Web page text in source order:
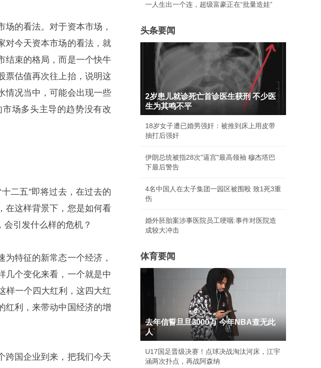
的看法。对于资本市场，
对今天资本市场的看法，就
结束的格局，而是一个快牛
票估值再次往上抬，说明这
情况当中，可能会出现一些
场多头主导的趋势没有改
二五”即将过去，在过去的
在这样背景下，您是如何看
引发什么样的危机？
特征的新常态一个经济，
几个变化来看，一个就是中
样一个四大红利，这四大红
红利，来带动中国经济的增
跨国企业到来，把我们今天
一人生出一个连，超级富豪正在“批量造娃”
头条要闻
2岁患儿就诊死亡首诊医生获刑 不少医
生为其鸣不平
18岁女子遭已婚男强奸：被推到床上用皮带
抽打后强奸
伊朗总统被指28次"逼宫"最高领袖 穆杰塔巴
下最后警告
4名中国人在太子集团一园区被围殴 致1死3重
伤
婚外胚胎案涉事医院员工哽咽:事件对医院造
成较大冲击
体育要闻
去年信誓旦旦3000万 今年NBA查无此
人
U17国足晋级决赛！点球决战淘汰河床，江宇
涵两次扑点，再战阿森纳